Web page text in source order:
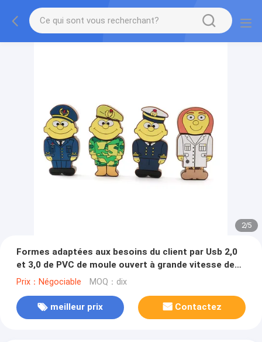
2/5
Formes adaptées aux besoins du client par Usb 2,0
et 3,0 de PVC de moule ouvert à grande vitesse de
512GB 1TB
Prix：Négociable MOQ：dix
meilleur prix Contactez